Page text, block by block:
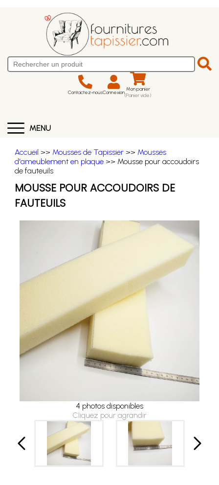
Contactez-nousConnexion Mon panier
(Panier vide)
MENU
Accueil >> Mousses de Tapissier >> Mousses
d'ameublement en plaque >> Mousse pour accoudoirs
de fauteuils
MOUSSE POUR ACCOUDOIRS DE
FAUTEUILS
4 photos disponibles
Cliquez pour agrandir